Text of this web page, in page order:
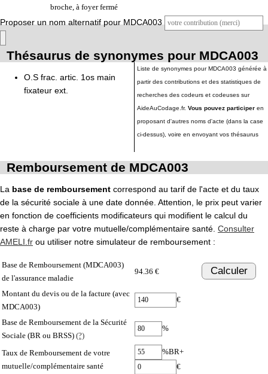
broche, à foyer fermé
Proposer un nom alternatif pour MDCA003
Thésaurus de synonymes pour MDCA003
O.S frac. artic. 1os main
fixateur ext.
Liste de synonymes pour MDCA003 générée à
partir des contributions et des statistiques de
recherches des codeurs et codeuses sur
AideAuCodage.fr. Vous pouvez participer en
proposant d'autres noms d'acte (dans la case
ci-dessus), voire en envoyant vos thésaurus
Remboursement de MDCA003
La base de remboursement correspond au tarif de l'acte et du taux
de la sécurité sociale à une date donnée. Attention, le prix peut varier
en fonction de coefficients modificateurs qui modifient le calcul du
reste à charge par votre mutuelle/complémentaire santé. Consulter
AMELI.fr ou utiliser notre simulateur de remboursement :
Base de Remboursement (MDCA003)
de l'assurance maladie
94.36 € Calculer
Montant du devis ou de la facture (avec
MDCA003)
€
Base de Remboursement de la Sécurité
Sociale (BR ou BRSS) (?)
%
Taux de Remboursement de votre
mutuelle/complémentaire santé
%BR+
€